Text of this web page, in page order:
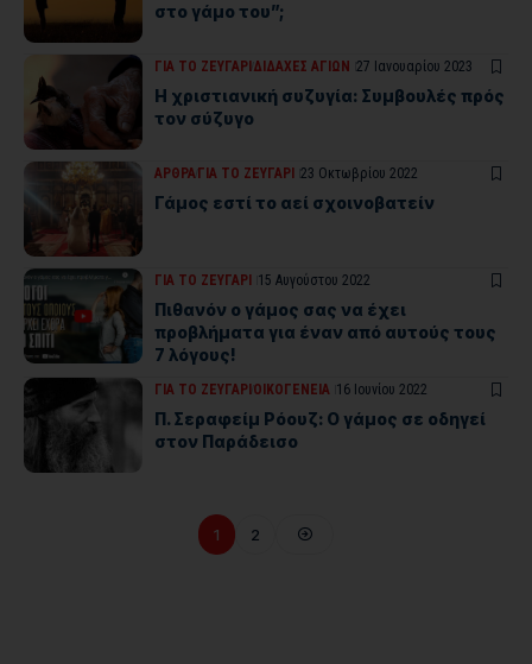
στο γάμο του”;
ΓΙΑ ΤΟ ΖΕΥΓΑΡΙ ΔΙΔΑΧΕΣ ΑΓΙΩΝ 27 Ιανουαρίου 2023
Η χριστιανική συζυγία: Συμβουλές πρός
τον σύζυγο
ΑΡΘΡΑ ΓΙΑ ΤΟ ΖΕΥΓΑΡΙ 23 Οκτωβρίου 2022
Γάμος εστί το αεί σχοινοβατείν
ΓΙΑ ΤΟ ΖΕΥΓΑΡΙ 15 Αυγούστου 2022
Πιθανόν ο γάμος σας να έχει
προβλήματα για έναν από αυτούς τους
7 λόγους!
ΓΙΑ ΤΟ ΖΕΥΓΑΡΙ ΟΙΚΟΓΕΝΕΙΑ 16 Ιουνίου 2022
Π. Σεραφείμ Ρόουζ: Ο γάμος σε οδηγεί
στον Παράδεισο
1 2